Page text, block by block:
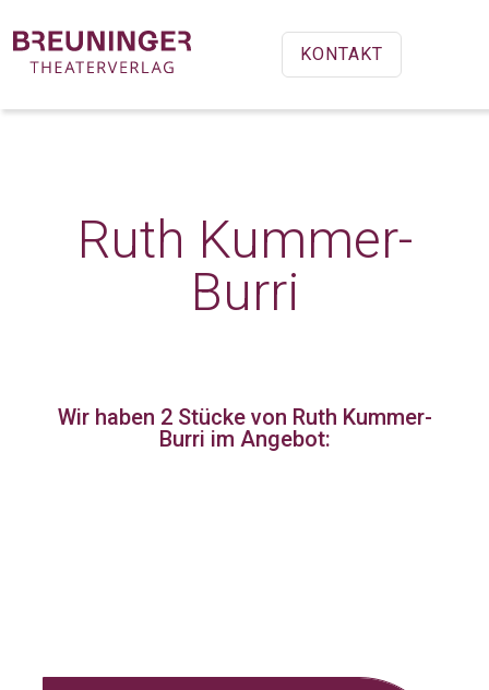
KONTAKT
Ruth Kummer-
Burri
Wir haben 2 Stückevon Ruth Kummer-
Burri im Angebot: